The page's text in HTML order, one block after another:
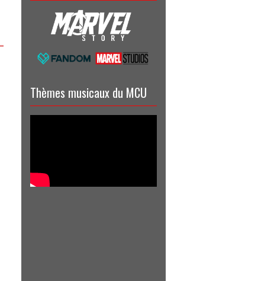
Thèmes musicaux du MCU